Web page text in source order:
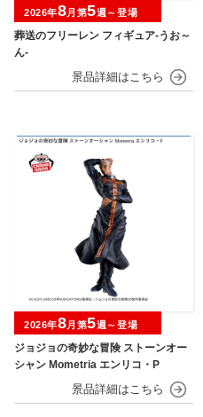
葬送のフリーレン フィギュア-うお～
ん-
2026年8月第5週～登場
ジョジョの奇妙な冒険 ストーンオー
シャン Mometria エンリコ・P
2026年8月第5週～登場